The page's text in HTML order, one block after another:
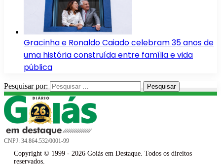
Gracinha e Ronaldo Caiado celebram 35 anos de
uma história construída entre família e vida
pública
Pesquisar por:
CNPJ: 34.864.532/0001-99
Copyright © 1999 - 2026 Goiás em Destaque. Todos os direitos
reservados.